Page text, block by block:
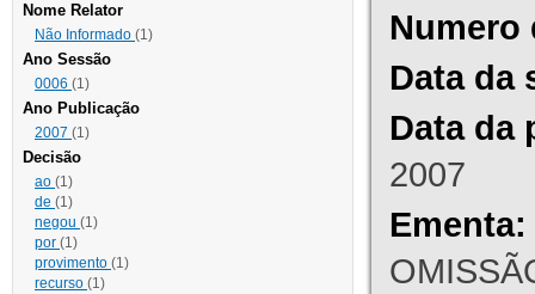
Nome Relator
Não Informado (1)
Ano Sessão
0006 (1)
Ano Publicação
2007 (1)
Decisão
ao (1)
de (1)
negou (1)
por (1)
provimento (1)
recurso (1)
Numero
Data da
Data da
2007
Ementa: